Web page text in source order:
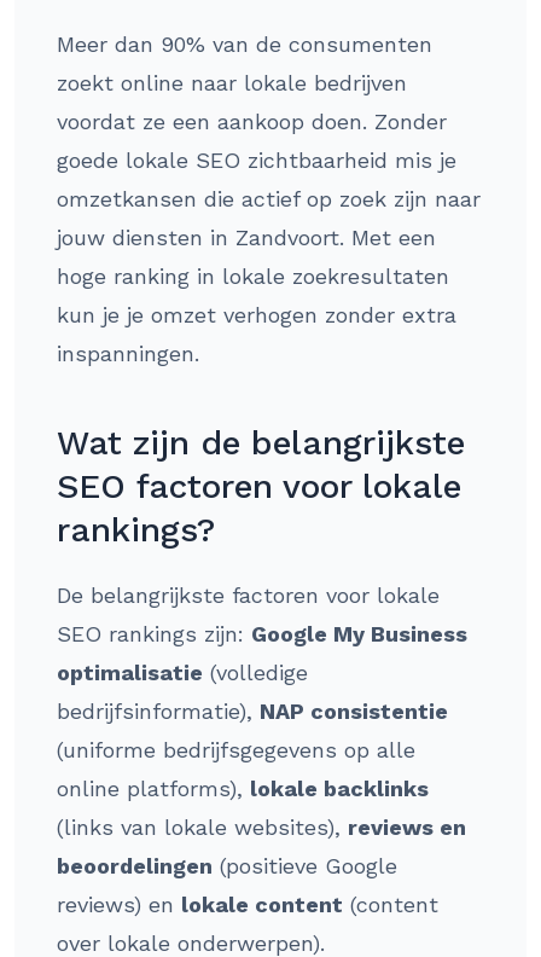
Meer dan 90% van de consumenten
zoekt online naar lokale bedrijven
voordat ze een aankoop doen. Zonder
goede lokale SEO zichtbaarheid mis je
omzetkansen die actief op zoek zijn naar
jouw diensten in Zandvoort. Met een
hoge ranking in lokale zoekresultaten
kun je je omzet verhogen zonder extra
inspanningen.
Wat zijn de belangrijkste
SEO factoren voor lokale
rankings?
De belangrijkste factoren voor lokale
SEO rankings zijn: Google My Business
optimalisatie (volledige
bedrijfsinformatie), NAP consistentie
(uniforme bedrijfsgegevens op alle
online platforms), lokale backlinks
(links van lokale websites), reviews en
beoordelingen (positieve Google
reviews) en lokale content (content
over lokale onderwerpen).